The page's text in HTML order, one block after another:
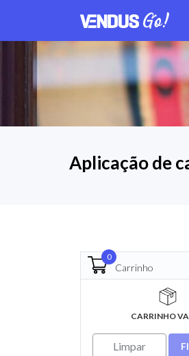
Aplicação de
0
Carrinho
CARRINHO
Limpar